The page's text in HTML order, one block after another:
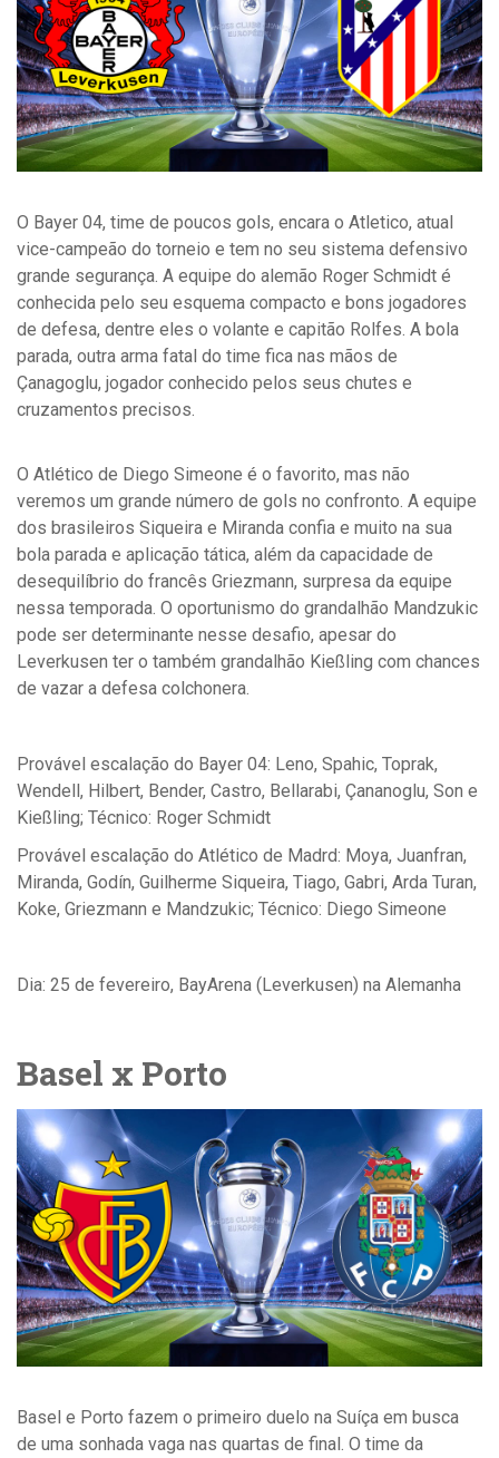
O Bayer 04, time de poucos gols, encara o Atletico, atual
vice-campeão do torneio e tem no seu sistema defensivo
grande segurança. A equipe do alemão Roger Schmidt é
conhecida pelo seu esquema compacto e bons jogadores
de defesa, dentre eles o volante e capitão Rolfes. A bola
parada, outra arma fatal do time fica nas mãos de
Çanagoglu, jogador conhecido pelos seus chutes e
cruzamentos precisos.
O Atlético de Diego Simeone é o favorito, mas não
veremos um grande número de gols no confronto. A equipe
dos brasileiros Siqueira e Miranda confia e muito na sua
bola parada e aplicação tática, além da capacidade de
desequilíbrio do francês Griezmann, surpresa da equipe
nessa temporada. O oportunismo do grandalhão Mandzukic
pode ser determinante nesse desafio, apesar do
Leverkusen ter o também grandalhão Kießling com chances
de vazar a defesa colchonera.
Provável escalação do Bayer 04: Leno, Spahic, Toprak,
Wendell, Hilbert, Bender, Castro, Bellarabi, Çananoglu, Son e
Kießling; Técnico: Roger Schmidt
Provável escalação do Atlético de Madrd: Moya, Juanfran,
Miranda, Godín, Guilherme Siqueira, Tiago, Gabri, Arda Turan,
Koke, Griezmann e Mandzukic; Técnico: Diego Simeone
Dia: 25 de fevereiro, BayArena (Leverkusen) na Alemanha
Basel x Porto
Basel e Porto fazem o primeiro duelo na Suíça em busca
de uma sonhada vaga nas quartas de final. O time da